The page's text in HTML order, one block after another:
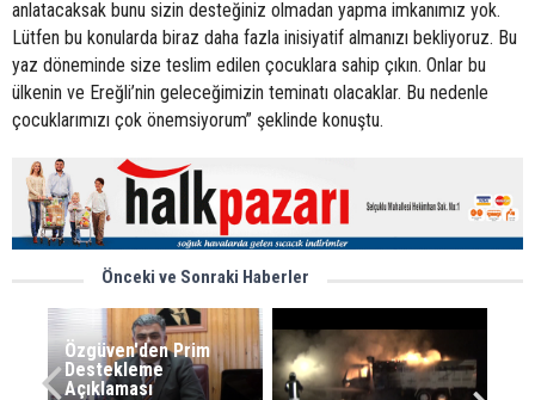
anlatacaksak bunu sizin desteğiniz olmadan yapma imkanımız yok.
Lütfen bu konularda biraz daha fazla inisiyatif almanızı bekliyoruz. Bu
yaz döneminde size teslim edilen çocuklara sahip çıkın. Onlar bu
ülkenin ve Ereğli’nin geleceğimizin teminatı olacaklar. Bu nedenle
çocuklarımızı çok önemsiyorum” şeklinde konuştu.
Önceki ve Sonraki Haberler
Özgüven'den Prim
Destekleme
Açıklaması